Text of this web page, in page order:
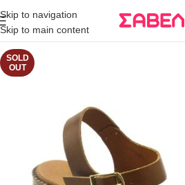
Skip to navigation
Skip to main content
άνω των 80€
Παραγγελία
SOLD
OUT